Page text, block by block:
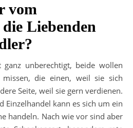
vom
Liebenden
ganz unberechtigt, beide wollen
die einen, weil sie sich
Seite, weil sie gern verdienen.
Einzelhandel kann es sich um ein
handeln. Nach wie vor sind aber